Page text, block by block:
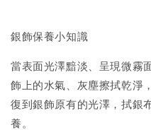
銀飾保養小知識
當表面光澤黯淡、呈現微霧
飾上的水氣、灰塵擦拭乾淨
復到銀飾原有的光澤，拭銀
養。